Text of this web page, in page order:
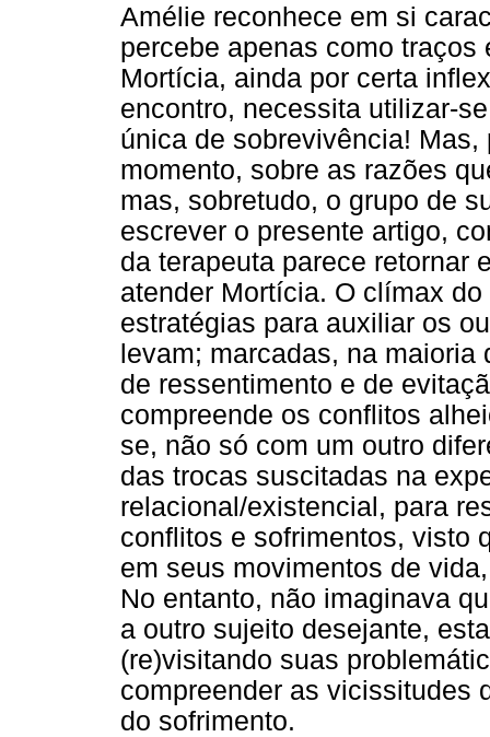
Amélie reconhece em si
percebe apenas como
Mortícia, ainda por certa
encontro, necessita utilizar-
única de sobrevivência!
momento, sobre as razões
mas, sobretudo, o grupo de
escrever o presente artigo,
da terapeuta parece retornar
atender Mortícia. O clímax
estratégias para auxiliar os
levam; marcadas, na
de ressentimento e de
compreende os conflitos
se, não só com um outro
das trocas suscitadas na
relacional/existencial, para
conflitos e sofrimentos, visto
em seus movimentos de
No entanto, não imaginava
a outro sujeito desejante,
(re)visitando suas
compreender as vicissitudes
do sofrimento.